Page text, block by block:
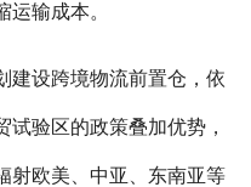
输成本。
设跨境物流前置仓，依
验区的政策叠加优势，
射欧美、中亚、东南亚等